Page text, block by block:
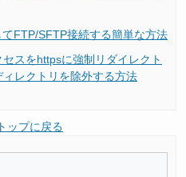
FTP/SFTP接続する簡単な方法
セスをhttpsに強制リダイレクト
レクトリを除外する方法
ップに戻る